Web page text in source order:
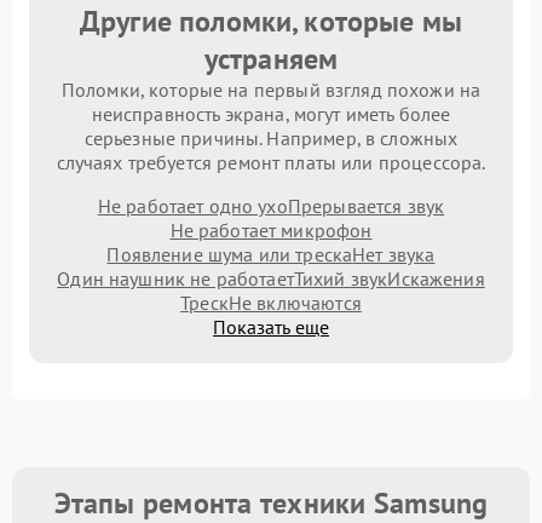
Другие поломки, которые мы
устраняем
Поломки, которые на первый взгляд похожи на
неисправность экрана, могут иметь более
серьезные причины. Например, в сложных
случаях требуется ремонт платы или процессора.
Не работает одно ухоПрерывается звук
Не работает микрофон
Появление шума или трескаНет звука
Один наушник не работаетТихий звукИскажения
ТрескНе включаются
Показать еще
Этапы ремонта техники Samsung